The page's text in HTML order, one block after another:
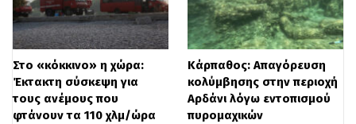
Το δεύτερο εργαλείο, η Περιοχή Ελέγχου
Χρήσεων,θακαλύπτει οικισμούς με 701
έως 2.000 κατοίκους
καιπροβλέπει
ευνοϊκότερες πρόνοιες σε σύγκριση με
Στο «κόκκινο» η χώρα:
Έκτακτη σύσκεψη για
τους ανέμους που
φτάνουν τα 110 χλμ/ώρα
Κάρπαθος: Απαγόρευση
κολύμβησης στην περιοχή
Αρδάνι λόγω εντοπισμού
πυρομαχικών